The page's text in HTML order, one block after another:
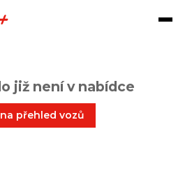
již není v nabídce
přehled vozů